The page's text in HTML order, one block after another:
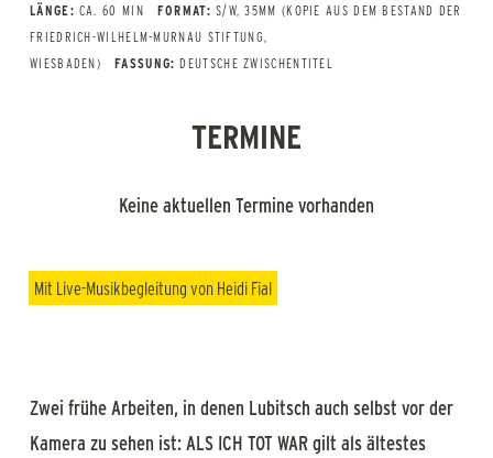
LÄNGE: CA. 60 MIN FORMAT: S/W, 35MM (KOPIE AUS DEM BESTAND DER
FRIEDRICH-WILHELM-MURNAU STIFTUNG,
WIESBADEN)
FASSUNG: DEUTSCHE ZWISCHENTITEL
TERMINE
Keine aktuellen Termine vorhanden
Mit Live-Musikbegleitung vonHeidi Fial
Zwei frühe Arbeiten, in denen Lubitsch auch selbst vor der
Kamera zu sehen ist: ALS ICH TOT WAR gilt als ältestes